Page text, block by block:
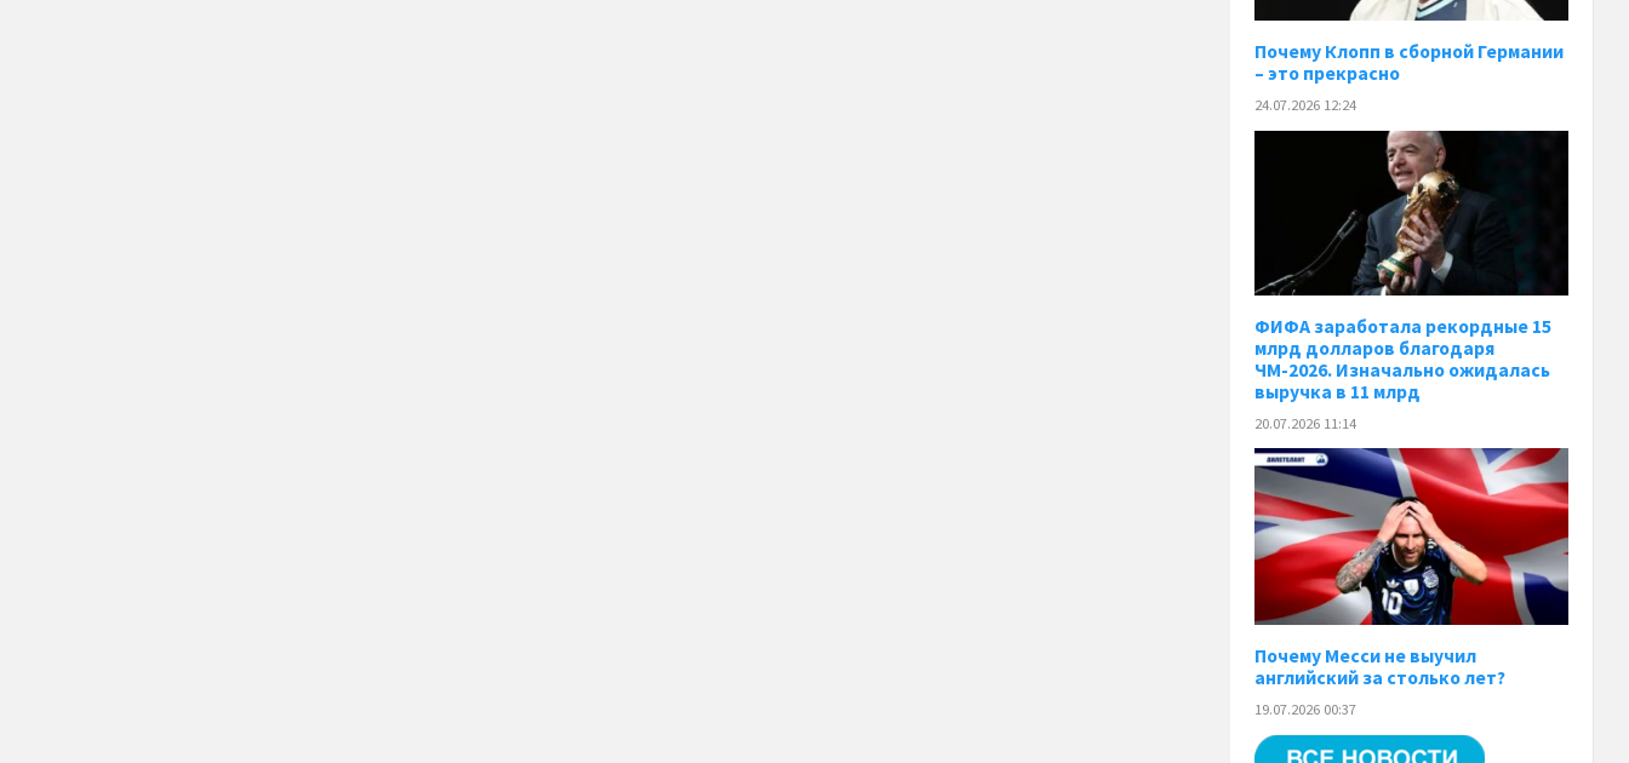
Почему Клопп в сборной Германии
– это прекрасно
24.07.2026 12:24
ФИФА заработала рекордные 15
млрд долларов благодаря
ЧМ-2026. Изначально ожидалась
выручка в 11 млрд
20.07.2026 11:14
Почему Месси не выучил
английский за столько лет?
19.07.2026 00:37